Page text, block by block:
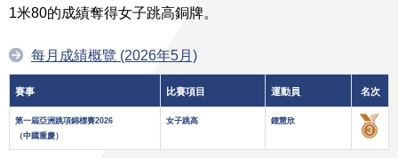
1米80的成績奪得女子跳高銅牌。
每月成績概覽 (2026年5月)
賽事 比賽項目 運動員 名次
第一屆亞洲跳項錦標賽2026
（中國重慶）
女子跳高 鍾慧欣